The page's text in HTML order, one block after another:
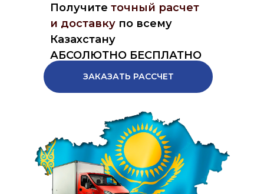
Получите точный расчет
и доставку по всему
Казахстану
АБСОЛЮТНО БЕСПЛАТНО
ЗАКАЗАТЬ РАССЧЕТ